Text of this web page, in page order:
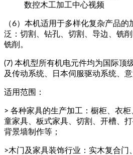
数控木工加工中心视频
（6）本机适用于多样化复杂产品
泛：切割、钻孔、切割、导边、铣
铣削。
(7) 本机型所有机电元件均为国际顶
及传动系统、日本伺服驱动系统、意
适用范围：
> 各种家具的生产加工：橱柜、衣
童家具、板式家具、切割、开槽、
背景墙制作等；
>木门及家具装饰行业：实木复合门